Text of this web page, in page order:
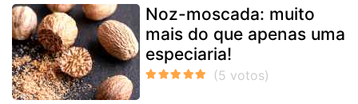
Noz-moscada: muito
mais do que apenas uma
especiaria!